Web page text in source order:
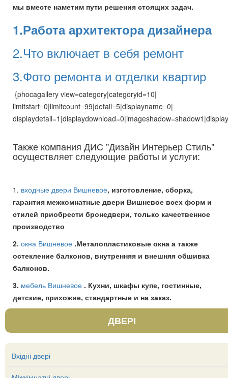
мы вместе наметим пути решения стоящих задач.
1.Работа архитектора дизайнера
2.Что включает в себя ремонт
3.Фото ремонта и отделки квартир
{phocagallery view=category|categoryid=10|
limitstart=0|limitcount=99|detail=5|displayname=0|
Также компания ДИС "Дизайн Интерьер Стиль"
осуществляет следующие работы и услуги:
1. входные двери Вишневое, изготовление, сборка,
гарантия межкомнатные двери Вишневое всех форм и
стилей приобрести бронедвери, только качественное
производство
2. окна Вишневое .Металопластиковые окна а также
остекление балконов, внутренняя и внешняя обшивка
балконов.
3. мебель Вишневое . Кухни, шкафы купе, гостинные,
детские, прихожие, стандартные и на заказ.
ДВЕРІ
Вхідні двері